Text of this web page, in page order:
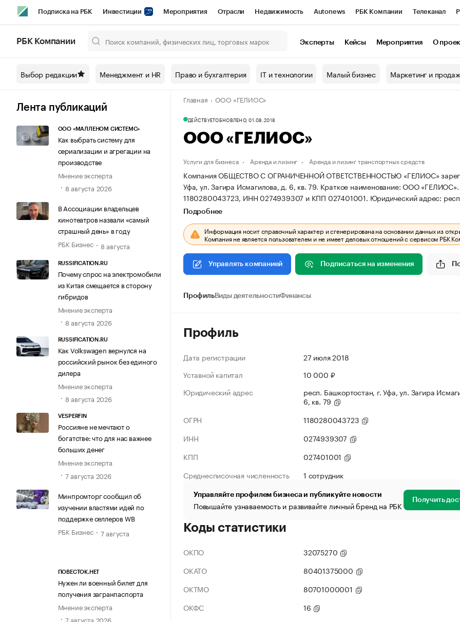
Подписка на РБК Инвестиции Мероприятия Отрасли Недвижимость Autonews РБК Компании Телеканал
Спецпроекты СПб Конференции СПб Спецпроекты Проверка контрагентов
Технологии и медиа Рынок наличной валюты
РБК Компании Эксперты Кейсы Мероприятия О
Выбор редакции Менеджмент и HR Право и бухгалтерия IT и технологии Малый бизнес Маркетинг и
Лента публикаций
ООО «МАЛЛЕНОМ СИСТЕМС»
Как выбрать систему для
сериализации и агрегации на
производстве
Мнение эксперта
8 августа 2026
В Ассоциации владельцев
кинотеатров назвали «самый
страшный день» в году
РБК Бизнес
8 августа
RUSSIFICATION.RU
Почему спрос на электромобили
из Китая смещается в сторону
гибридов
Мнение эксперта
8 августа 2026
RUSSIFICATION.RU
Как Volkswagen вернулся на
российский рынок без единого
дилера
Мнение эксперта
8 августа 2026
VESPERFIN
Россияне не мечтают о
богатстве: что для нас важнее
больших денег
Мнение эксперта
7 августа 2026
Минпромторг сообщил об
изучении властями идей по
поддержке селлеров WB
РБК Бизнес
7 августа
ПОВЕСТОК.НЕТ
Нужен ли военный билет для
получения загранпаспорта
Мнение эксперта
7 августа 2026
Главная ООО «ГЕЛИОС»
ДЕЙСТВУЕТОБНОВЛЕНО, 01.08.2018
ООО «ГЕЛИОС»
Услуги для бизнеса Аренда и лизинг Аренда и лизинг транспортных средств
Компания ОБЩЕСТВО С ОГРАНИЧЕННОЙ ОТВЕТСТВЕННОСТЬЮ «ГЕЛИОС»
Уфа, ул. Загира Исмагилова, д. 6, кв. 79. Краткое наименование: ООО
1180280043723, ИНН 0274939307 и КПП 027401001. Юридический адрес:
Подробнее
Информация носит справочный характер и сгенерирована на основании данных из
Компания не является пользователем и не имеет деловых отношений с сервисом РБК
Управлять компанией Подписаться на изменения
ПрофильВиды деятельностиФинансы
Профиль
Дата регистрации
27 июля 2018
Уставной капитал
10 000 ₽
Юридический адрес
респ. Башкортостан, г. Уфа, ул. Загира
6, кв. 79
ОГРН
1180280043723
ИНН
0274939307
КПП
027401001
Среднесписочная численность
1 сотрудник
Управляйте профилем бизнеса и публикуйте новости
Повышайте узнаваемость и развивайте личный бренд на РБК Получить
Коды статистики
ОКПО
32075270
ОКАТО
80401375000
ОКТМО
80701000001
ОКФС
16